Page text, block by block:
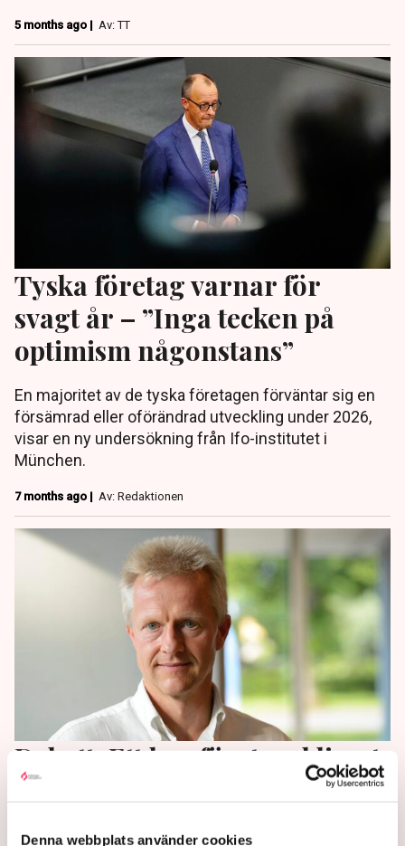
Denna webbplats använder cookies
5 months ago | Av: TT
Tyska företag varnar för
svagt år – ”Inga tecken på
optimism någonstans”
En majoritet av de tyska företagen förväntar sig en
försämrad eller oförändrad utveckling under 2026,
visar en ny undersökning från Ifo-institutet i
München.
7 months ago | Av: Redaktionen
Debatt: Ett bra företagsklimat
lyfter utsatta områden
Utsatta områden behöver ett gott företagsklimat så